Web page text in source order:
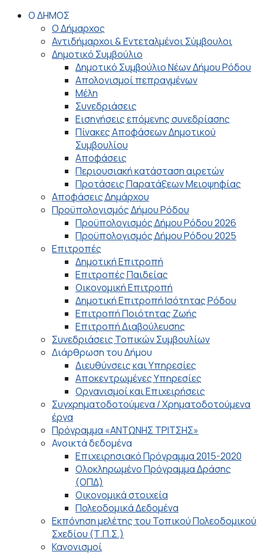
Ο ΔΗΜΟΣ
Ο Δήμαρχος
Αντιδήμαρχοι & Εντεταλμένοι Σύμβουλοι
Δημοτικό Συμβούλιο
Δημοτικό Συμβούλιο Νέων Δήμου Ρόδου
Απολογισμοί πεπραγμένων
Μέλη
Συνεδριάσεις
Εισηγήσεις επόμενης συνεδρίασης
Πίνακες Αποφάσεων Δημοτικού
Συμβουλίου
Αποφάσεις
Περιουσιακή κατάσταση αιρετών
Προτάσεις Παρατάξεων Μειοψηφίας
Αποφάσεις Δημάρχου
Προϋπολογισμός Δήμου Ρόδου
Προϋπολογισμός Δήμου Ρόδου 2026
Προϋπολογισμός Δήμου Ρόδου 2025
Επιτροπές
Δημοτική Επιτροπή
Επιτροπές Παιδείας
Οικονομική Επιτροπή
Δημοτική Επιτροπή Ισότητας Ρόδου
Επιτροπή Ποιότητας Ζωής
Επιτροπή Διαβούλευσης
Συνεδριάσεις Τοπικών Συμβουλίων
Διάρθρωση του Δήμου
Διευθύνσεις και Υπηρεσίες
Αποκεντρωμένες Υπηρεσίες
Οργανισμοί και Επιχειρήσεις
Συγχρηματοδοτούμενα / Χρηματοδοτούμενα
έργα
Πρόγραμμα «ΑΝΤΩΝΗΣ ΤΡΙΤΣΗΣ»
Ανοικτά δεδομένα
Επιχειρησιακό Πρόγραμμα 2015-2020
Ολοκληρωμένο Πρόγραμμα Δράσης
(ΟΠΔ)
Οικονομικά στοιχεία
Πολεοδομικά Δεδομένα
Εκπόνηση μελέτης του Τοπικού Πολεοδομικού
Σχεδίου (Τ.Π.Σ.)
Κανονισμοί